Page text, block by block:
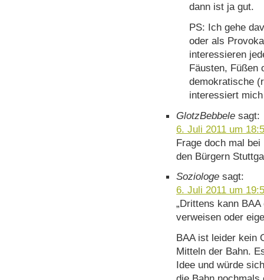
dann ist ja gut.
PS: Ich gehe
oder als
interessieren
Fäusten, Füßen
demokratische
interessiert
GlotzBebbele sagt:
6. Juli 2011 um
Frage doch mal
den Bürgern
Soziologe sagt:
6. Juli 2011 um
„Drittens kann
verweisen oder
BAA ist leider kein
Mitteln der Bahn.
Idee und würde